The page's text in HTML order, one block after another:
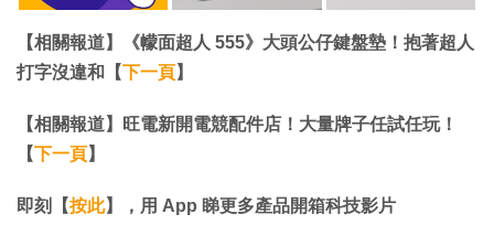
【相關報道】《幪面超人 555》大頭公仔鍵盤墊！抱著超人
打字沒違和【下一頁】
【相關報道】旺電新開電競配件店！大量牌子任試任玩！
【下一頁】
即刻【按此】，用 App 睇更多產品開箱科技影片